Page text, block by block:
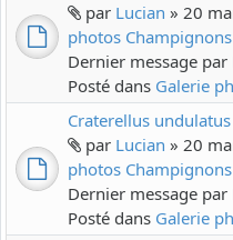
par Lucian » 20
photos Champignons
Dernier message par
Posté dans Galerie
Craterellus undulatus
par Lucian » 20
photos Champignons
Dernier message par
Posté dans Galerie